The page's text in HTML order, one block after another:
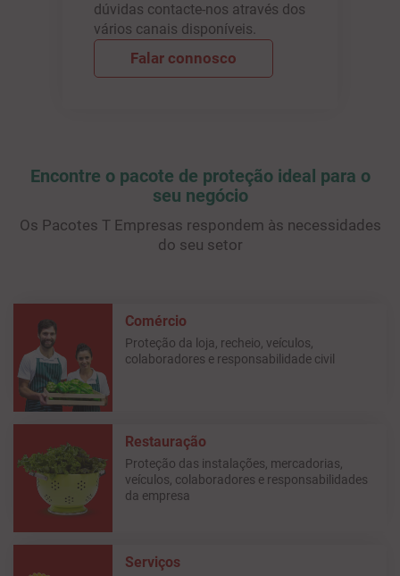
dúvidas contacte-nos através dos
vários canais disponíveis.
Falar connosco
Encontre o pacote de proteção ideal para o
seu negócio
Os Pacotes T Empresas respondem às necessidades
do seu setor
Comércio
Proteção da loja, recheio, veículos,
colaboradores e responsabilidade civil
Restauração
Proteção das instalações, mercadorias,
veículos, colaboradores e responsabilidades
da empresa
Serviços